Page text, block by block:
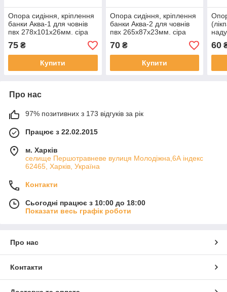
Опора сидіння, кріплення
банки Аква-1 для човнів
пвх 278х101х26мм. сіра
75 ₴
Купити
Опора сидіння, кріплення
банки Аква-2 для човнів
пвх 265х87х23мм. сіра
70₴
Купити
60
Про нас
97% позитивних з 173 відгуків за рік
Працює з 22.02.2015
м. Харків
cелище Першотравневе вулиця Молодіжна,6А індекс
62465, Харків, Україна
Контакти
Сьогодні працює з 10:00 до 18:00
Показати весь графік роботи
Про нас
Контакти